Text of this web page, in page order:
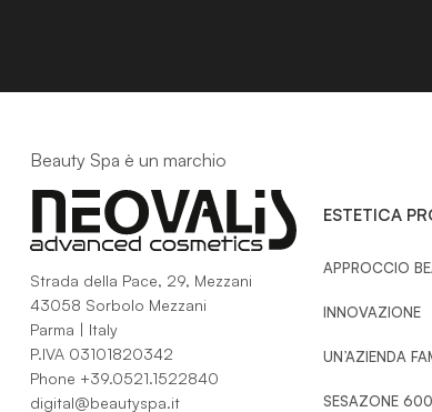
Beauty Spa è un marchio
Strada della Pace, 29, Mezzani
43058 Sorbolo Mezzani
Parma | Italy
P.IVA 03101820342
Phone +39.0521.1522840
digital@beautyspa.it
ESTETICA
APPROCCIO
INNOVAZIONE
UN’AZIENDA
SESAZONE